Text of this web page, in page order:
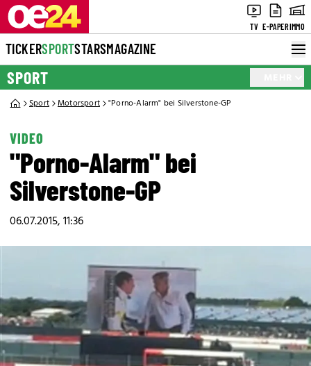
TV E-PAPERIMMO
TICKERSPORTSTARSMAGAZINE
SPORT
Sport Motorsport "Porno-Alarm" bei Silverstone-GP
VIDEO
"Porno-Alarm" bei
Silverstone-GP
06.07.2015, 11:36